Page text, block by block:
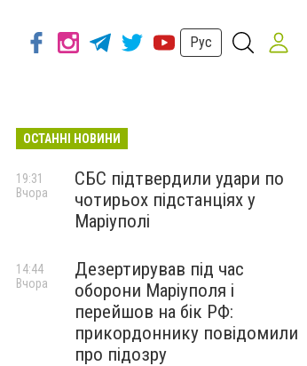
Рус
ОСТАННІ НОВИНИ
СБС підтвердили удари по
чотирьох підстанціях у
Маріуполі
19:31
Вчора
Дезертирував під час
оборони Маріуполя і
перейшов на бік РФ:
прикордоннику повідомили
про підозру
14:44
Вчора